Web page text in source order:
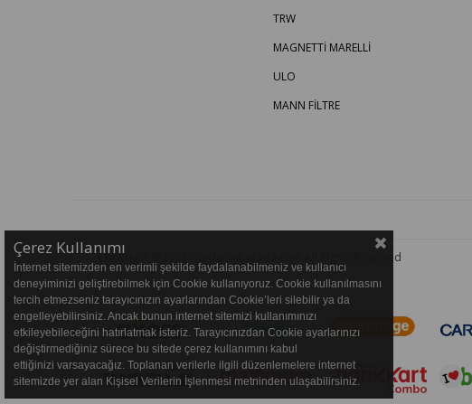
TRW
MAGNETTİ MARELLİ
ULO
MANN FİLTRE
Copyright © 2021 otoparcaburada.com All Rights Reserved
Çerez Kullanımı
İnternet sitemizden en verimli şekilde faydalanabilmeniz ve kullanıcı
deneyiminizi geliştirebilmek için Cookie kullanıyoruz. Cookie kullanılmasını
tercih etmezseniz tarayıcınızın ayarlarından Cookie’leri silebilir ya da
engelleyebilirsiniz. Ancak bunun internet sitemizi kullanımınızı
etkileyebileceğini hatırlatmak isteriz. Tarayıcınızdan Cookie ayarlarınızı
değiştirmediğiniz sürece bu sitede çerez kullanımını kabul
ettiğinizi varsayacağız. Toplanan verilerle ilgili düzenlemelere internet
sitemizde yer alan Kişisel Verilerin İşlenmesi metninden ulaşabilirsiniz.